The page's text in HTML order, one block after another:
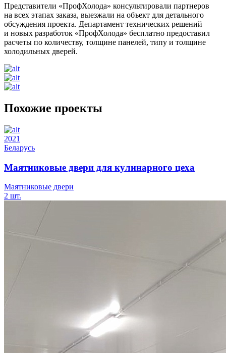
Представители «ПрофХолода» консультировали партнеров
на всех этапах заказа, выезжали на объект для детального
обсуждения проекта. Департамент технических решений
и новых разработок «ПрофХолода» бесплатно предоставил
расчеты по количеству, толщине панелей, типу и толщине
холодильных дверей.
Похожие проекты
2021
Беларусь
Маятниковые двери для кулинарного цеха
Маятниковые двери
2 шт.